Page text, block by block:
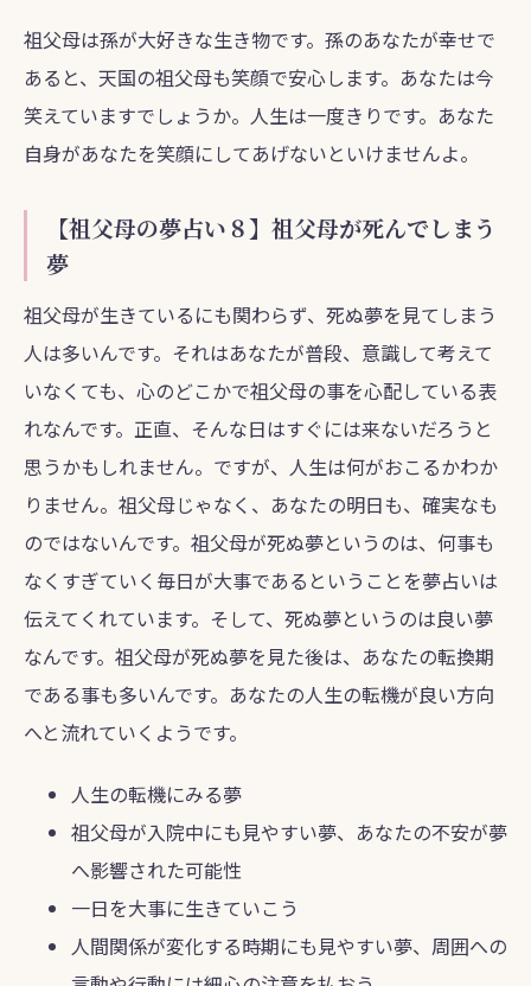
祖父母は孫が大好きな生き物です。孫のあなたが幸せで
あると、天国の祖父母も笑顔で安心します。あなたは今
笑えていますでしょうか。人生は一度きりです。あなた
自身があなたを笑顔にしてあげないといけませんよ。
【祖父母の夢占い８】祖父母が死んでしまう
夢
祖父母が生きているにも関わらず、死ぬ夢を見てしまう
人は多いんです。それはあなたが普段、意識して考えて
いなくても、心のどこかで祖父母の事を心配している表
れなんです。正直、そんな日はすぐには来ないだろうと
思うかもしれません。ですが、人生は何がおこるかわか
りません。祖父母じゃなく、あなたの明日も、確実なも
のではないんです。祖父母が死ぬ夢というのは、何事も
なくすぎていく毎日が大事であるということを夢占いは
伝えてくれています。そして、死ぬ夢というのは良い夢
なんです。祖父母が死ぬ夢を見た後は、あなたの転換期
である事も多いんです。あなたの人生の転機が良い方向
へと流れていくようです。
人生の転機にみる夢
祖父母が入院中にも見やすい夢、あなたの不安が夢
へ影響された可能性
一日を大事に生きていこう
人間関係が変化する時期にも見やすい夢、周囲への